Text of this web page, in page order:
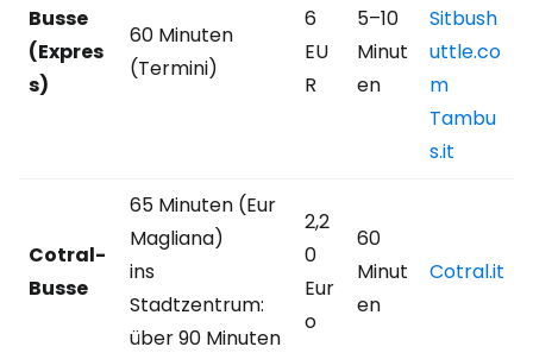
Busse
(Expres
s)
60 Minuten
(Termini)
6
EU
R
5–10
Minut
en
Sitbush
uttle.co
m
Tambu
s.it
Cotral-
Busse
65 Minuten (Eur
Magliana)
ins
Stadtzentrum:
über 90 Minuten
2,2
0
Eur
o
60
Minut
en
Cotral.it